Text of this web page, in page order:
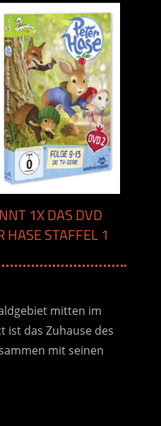
1X DAS DVD
HASE STAFFEL 1
mitten im
ist das Zuhause des
mit seinen